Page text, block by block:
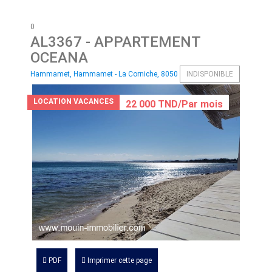
0
AL3367 - APPARTEMENT
OCEANA
Hammamet, Hammamet - La Corniche, 8050 INDISPONIBLE
LOCATION VACANCES 22 000 TND/Par mois
PDF Imprimer cette page